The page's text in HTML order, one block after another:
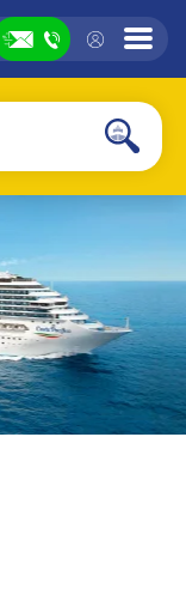
Vyhľadávanie